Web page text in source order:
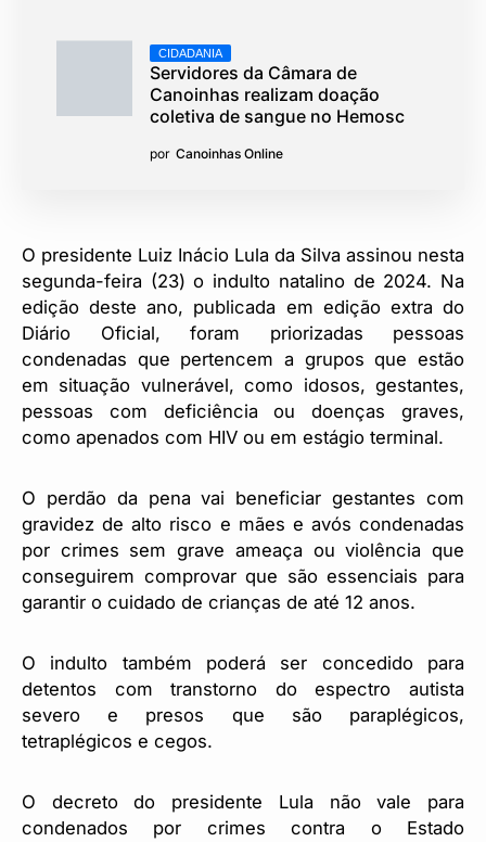
CIDADANIA
Servidores da Câmara de
Canoinhas realizam doação
coletiva de sangue no Hemosc
por Canoinhas Online
O presidente Luiz Inácio Lula da Silva assinou nesta
segunda-feira (23) o indulto natalino de 2024. Na
edição deste ano, publicada em edição extra do
Diário Oficial, foram priorizadas pessoas
condenadas que pertencem a grupos que estão
em situação vulnerável, como idosos, gestantes,
pessoas com deficiência ou doenças graves,
como apenados com HIV ou em estágio terminal.
O perdão da pena vai beneficiar gestantes com
gravidez de alto risco e mães e avós condenadas
por crimes sem grave ameaça ou violência que
conseguirem comprovar que são essenciais para
garantir o cuidado de crianças de até 12 anos.
O indulto também poderá ser concedido para
detentos com transtorno do espectro autista
severo e presos que são paraplégicos,
tetraplégicos e cegos.
O decreto do presidente Lula não vale para
condenados por crimes contra o Estado